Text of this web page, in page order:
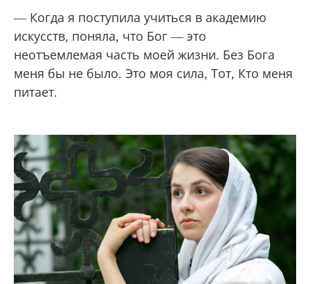
— Когда я поступила учиться в академию
искусств, поняла, что Бог — это
неотъемлемая часть моей жизни. Без Бога
меня бы не было. Это моя сила, Тот, Кто меня
питает.